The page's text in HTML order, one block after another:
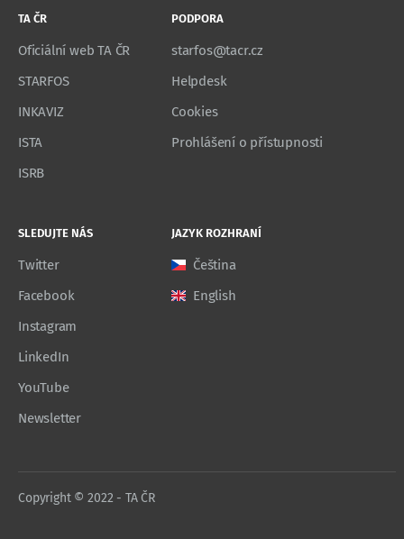
TA ČR
Oficiální web TA ČR
STARFOS
INKAVIZ
ISTA
ISRB
PODPORA
starfos@tacr.cz
Helpdesk
Cookies
Prohlášení o přístupnosti
SLEDUJTE NÁS
Twitter
Facebook
Instagram
LinkedIn
YouTube
Newsletter
JAZYK ROZHRANÍ
Čeština
English
Copyright © 2022 - TA ČR